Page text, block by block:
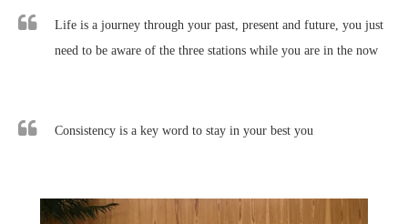
Life is a journey through your past, present and future, you just
need to be aware of the three stations while you are in the now
Consistency is a key word to stay in your best you